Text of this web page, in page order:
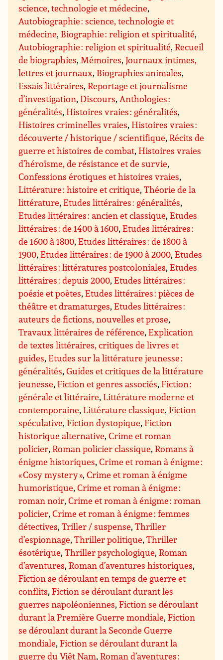
science, technologie et médecine,
Autobiographie : science, technologie et
médecine, Biographie : religion et spiritualité,
Autobiographie : religion et spiritualité,Recueil
de biographies,Mémoires,Journaux intimes,
lettres et journaux, Biographies animales,
Essais littéraires,Reportage et journalisme
d’investigation,Discours,Anthologies :
généralités,Histoires vraies : généralités,
Histoires criminelles vraies,Histoires vraies :
découverte / historique / scientifique,Récits de
guerre et histoires de combat,Histoires vraies
d’héroïsme, de résistance et de survie,
Confessions érotiques et histoires vraies,
Littérature : histoire et critique,Théorie de la
littérature,Etudes littéraires : généralités,
Etudes littéraires : ancien et classique,Etudes
littéraires : de 1400 à 1600,Etudes littéraires :
de 1600 à 1800,Etudes littéraires : de 1800 à
1900,Etudes littéraires : de 1900 à 2000,Etudes
littéraires : littératures postcoloniales,Etudes
littéraires : depuis 2000,Etudes littéraires :
poésie et poètes,Etudes littéraires : pièces de
théâtre et dramaturges,Etudes littéraires :
auteurs de fictions, nouvelles et prose,
Travaux littéraires de référence,Explication
de textes littéraires, critiques de livres et
guides,Etudes sur la littérature jeunesse :
généralités,Guides et critiques de la littérature
jeunesse,Fiction et genres associés,Fiction :
générale et littéraire,Littérature moderne et
contemporaine,Littérature classique,Fiction
spéculative,Fiction dystopique,Fiction
historique alternative,Crime et roman
policier,Roman policier classique,Romans à
énigme historiques,Crime et roman à énigme :
« Cosy mystery »,Crime et roman à énigme
humoristique,Crime et roman à énigme :
roman noir,Crime et roman à énigme : roman
policier,Crime et roman à énigme : femmes
détectives,Triller / suspense,Thriller
d’espionnage,Thriller politique,Thriller
ésotérique,Thriller psychologique,Roman
d’aventures,Roman d’aventures historiques,
Fiction se déroulant en temps de guerre et
conflits,Fiction se déroulant durant les
guerres napoléoniennes,Fiction se déroulant
durant la Première Guerre mondiale,Fiction
se déroulant durant la Seconde Guerre
mondiale,Fiction se déroulant durant la
guerre du Viêt Nam,Roman d’aventures :